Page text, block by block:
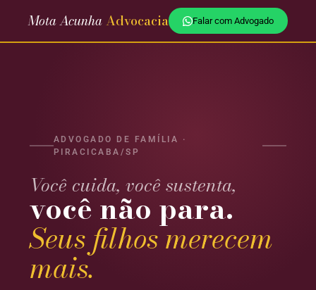
Mota AcunhaAdvocacia Falar com Advogado
ADVOGADO DE FAMÍLIA ·
PIRACICABA/SP
Você cuida, você sustenta,
você não para.
Seus filhos merecem
mais.